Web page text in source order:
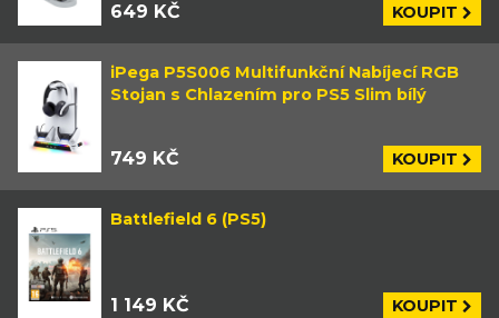
649 KČ KOUPIT
iPega P5S006 Multifunkční Nabíjecí RGB
Stojan s Chlazením pro PS5 Slim bílý
749 KČ KOUPIT
Battlefield 6 (PS5)
1 149 KČ KOUPIT